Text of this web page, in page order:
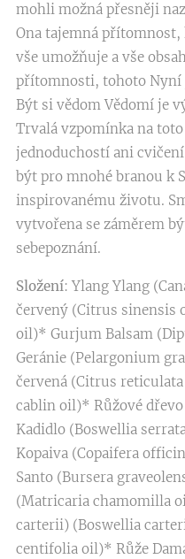
mohli možná přesněji
Ona tajemná přítomnost,
vše umožňuje a vše
přítomnosti, tohoto Nyní
Být si vědom Vědomí je
Trvalá vzpomínka na
jednoduchostí ani
být pro mnohé branou k
inspirovanému životu.
vytvořena se záměrem
sebepoznání.
Složení: Ylang Ylang
červený (Citrus sinensis
oil)* Gurjum Balsam
Geránie (Pelargonium
červená (Citrus
cablin oil)* Růžové
Kadidlo (Boswellia
Kopaiva (Copaifera
Santo (Bursera
(Matricaria chamomilla
carterii) (Boswellia
centifolia oil)* Růže